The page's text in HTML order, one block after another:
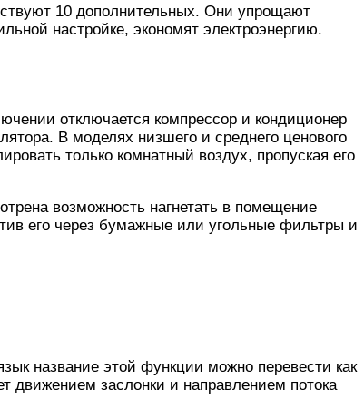
10 дополнительных. Они упрощают
настройке, экономят электроэнергию.
отключается компрессор и кондиционер
В моделях низшего и среднего ценового
только комнатный воздух, пропуская его
возможность нагнетать в помещение
его через бумажные или угольные фильтры и
название этой функции можно перевести как
движением заслонки и направлением потока